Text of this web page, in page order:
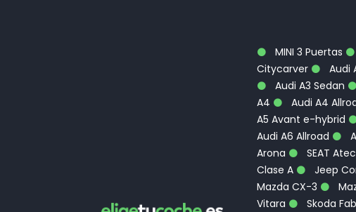
MINI 3 Puertas
Citycarver
Audi
Audi A3 Sedan
A4
Audi A4
A5 Avant e-hybrid
Audi A6 Allroad
Arona
SEAT
Clase A
Jeep
Mazda CX-3
Vitara
Skoda